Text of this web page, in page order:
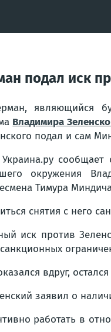
подал иск
являющийся
Владимира
подал и сам
Украина.ру
окружения
Тимура
снятия с него
иск против
вдруг, остался
заявил о
работать в